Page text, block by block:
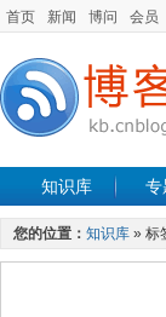
首页 新闻 博问 会员
知识库 专
您的位置： 知识库 » 标